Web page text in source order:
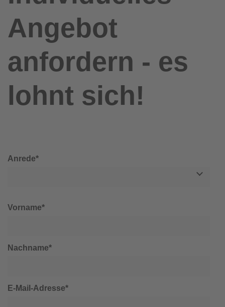
Angebot
anfordern - es
lohnt sich!
Anrede*
Vorname*
Nachname*
E-Mail-Adresse*